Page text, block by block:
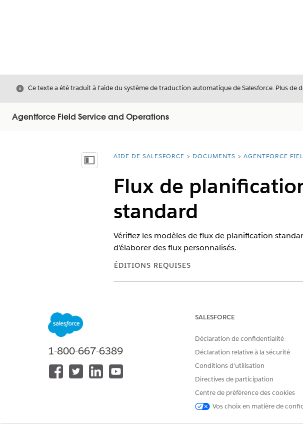
Fermer
Ce texte a été traduit à l’aide du système de traduction automatique de Salesforce. Plus de
Agentforce Field Service and Operations
Afficher la table des matières
Vous êtes ici :
AIDE DE SALESFORCE DOCUMENTS AGENTFORCE
Flux de
standard
Vérifiez les modèles de flux de planification
d'élaborer des flux personnalisés.
ÉDITIONS REQUISES
CET ARTICLE A-T-IL RÉSOLU VOTRE PROBLÈME ?
Dites-nous ce que nous pouvons améliorer !
1-800-667-6389
SALESFORCE
Déclaration de confidentialité
Déclaration relative à la sécurité
Conditions d’utilisation
Directives de participation
Centre de préférence des cookies
Vos choix en matière de